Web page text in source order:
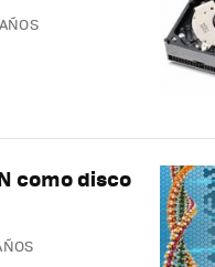
como disco